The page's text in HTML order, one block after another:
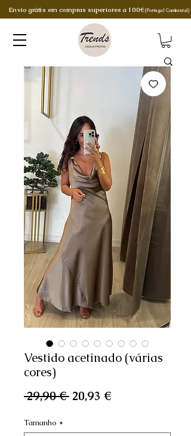
Envio grátis em compras superiores a 100€ (Portugal Continental)
Vestido acetinado (várias
cores)
29,90 € Preço
20,93 €Preço
Tamanho *